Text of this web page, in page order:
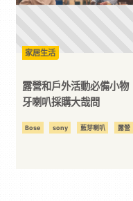
家居生活
露營和戶外活動必備小物
牙喇叭採購大哉問
Bose sony 藍芽喇叭 露營